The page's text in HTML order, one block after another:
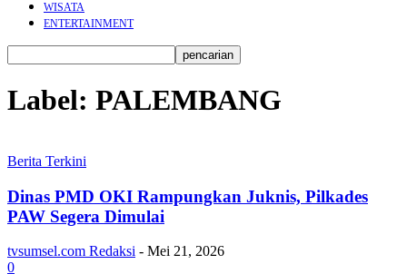
WISATA
ENTERTAINMENT
Label: PALEMBANG
Berita Terkini
Dinas PMD OKI Rampungkan Juknis, Pilkades
PAW Segera Dimulai
tvsumsel.com Redaksi - Mei 21, 2026
0